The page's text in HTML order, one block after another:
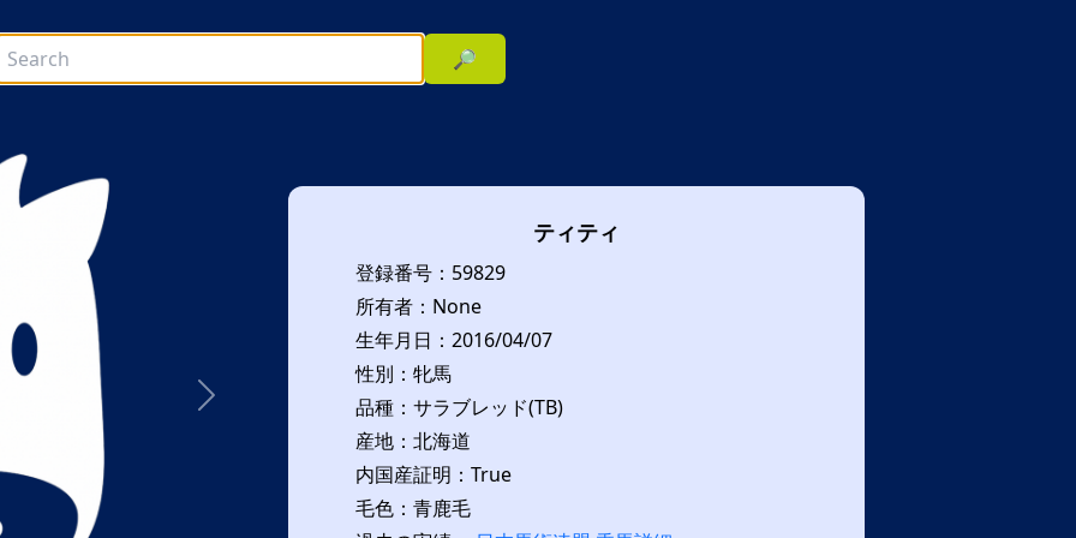
🔎
次へ
ティティ
登録番号：59829
所有者：None
生年月日：2016/04/07
性別：牝馬
品種：サラブレッド(TB)
産地：北海道
内国産証明：True
毛色：青鹿毛